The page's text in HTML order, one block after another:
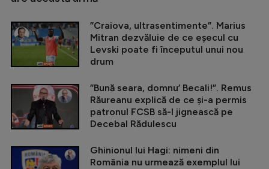
”Craiova, ultrasentimente”. Marius
Mitran dezvăluie de ce eșecul cu
Levski poate fi începutul unui nou
drum
”Bună seara, domnu’ Becali!”. Remus
Răureanu explică de ce și-a permis
patronul FCSB să-l jignească pe
Decebal Rădulescu
Ghinionul lui Hagi: nimeni din
România nu urmează exemplul lui